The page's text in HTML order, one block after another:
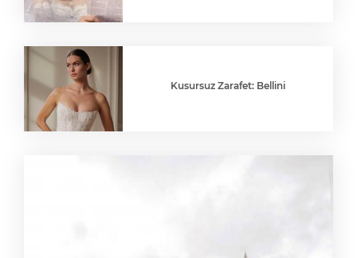
Kusursuz Zarafet: Bellini